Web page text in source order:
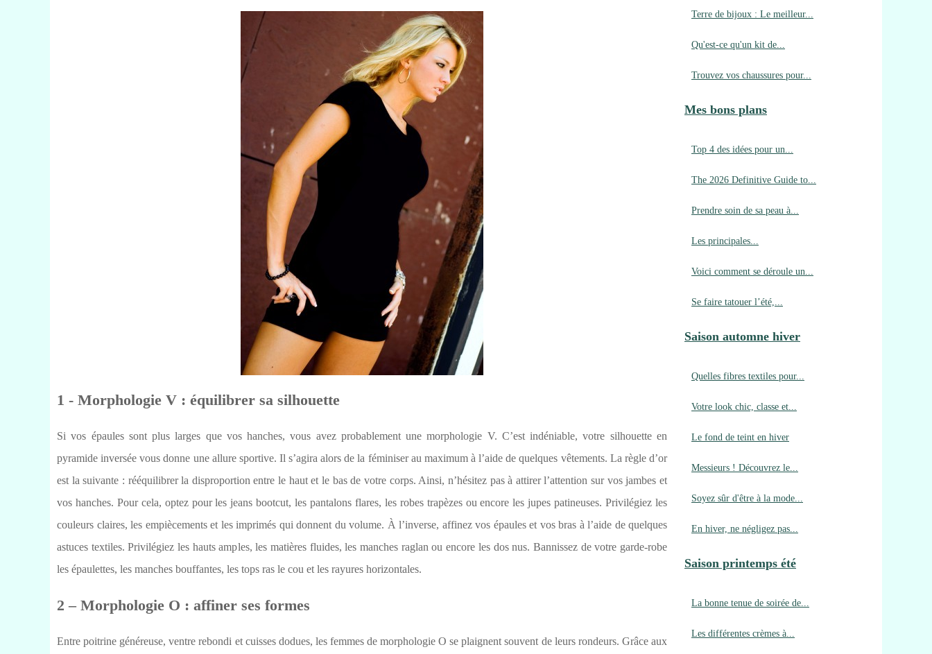
1 - Morphologie V : équilibrer sa silhouette
Si vos épaules sont plus larges que vos hanches, vous avez probablement une morphologie V. C’est indéniable, votre silhouette en
pyramide inversée vous donne une allure sportive. Il s’agira alors de la féminiser au maximum à l’aide de quelques vêtements. La règle d’or
est la suivante : rééquilibrer la disproportion entre le haut et le bas de votre corps. Ainsi, n’hésitez pas à attirer l’attention sur vos jambes et
vos hanches. Pour cela, optez pour les jeans bootcut, les pantalons flares, les robes trapèzes ou encore les jupes patineuses. Privilégiez les
couleurs claires, les empiècements et les imprimés qui donnent du volume. À l’inverse, affinez vos épaules et vos bras à l’aide de quelques
astuces textiles. Privilégiez les hauts amples, les matières fluides, les manches raglan ou encore les dos nus. Bannissez de votre garde-robe
les épaulettes, les manches bouffantes, les tops ras le cou et les rayures horizontales.
2 – Morphologie O : affiner ses formes
Entre poitrine généreuse, ventre rebondi et cuisses dodues, les femmes de morphologie O se plaignent souvent de leurs rondeurs. Grâce aux
Terre de bijoux : Le meilleur...
Qu'est-ce qu'un kit de...
Trouvez vos chaussures pour...
Mes bons plans
Top 4 des idées pour un...
The 2026 Definitive Guide to...
Prendre soin de sa peau à...
Les principales...
Voici comment se déroule un...
Se faire tatouer l’été,...
Saison automne hiver
Quelles fibres textiles pour...
Votre look chic, classe et...
Le fond de teint en hiver
Messieurs ! Découvrez le...
Soyez sûr d'être à la mode...
En hiver, ne négligez pas...
Saison printemps été
La bonne tenue de soirée de...
Les différentes crèmes à...